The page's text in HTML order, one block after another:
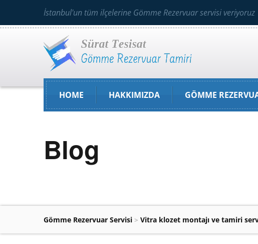
İstanbul'un tüm ilçelerine Gömme Rezervuar servisi veriyoruz
HOME HAKKIMIZDA GÖMME
Blog
Gömme Rezervuar Servisi > Vitra klozet montajı ve tamiri